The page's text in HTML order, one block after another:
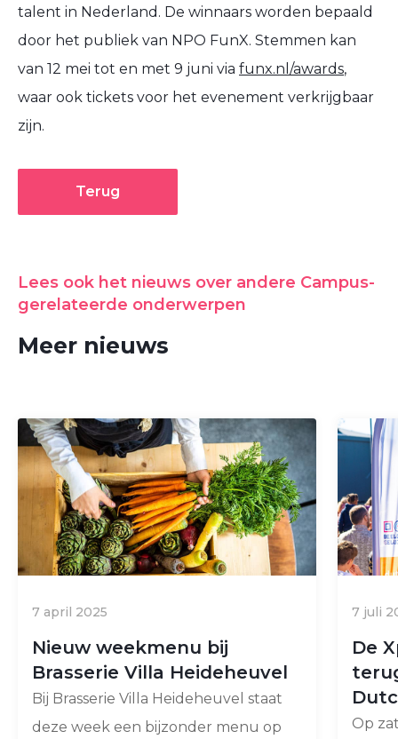
talent in Nederland. De winnaars worden bepaald
door het publiek van NPO FunX. Stemmen kan
van 12 mei tot en met 9 juni via funx.nl/awards,
waar ook tickets voor het evenement verkrijgbaar
zijn.
Terug
Lees ook het nieuws over andere Campus-
gerelateerde onderwerpen
Meer nieuws
7 april 2025
Nieuw weekmenu bij
Brasserie Villa Heideheuvel
Bij Brasserie Villa Heideheuvel staat
deze week een bijzonder menu op
7 juli
De
Op